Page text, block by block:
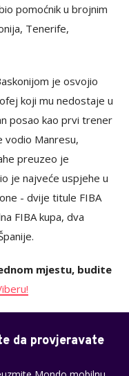
pomoćnik u brojnim
Tenerife,
je osvojio
koji mu nedostaje u
posao kao prvi trener
vodio Manresu,
preuzeo je
je najveće uspjehe u
- dvije titule FIBA
FIBA kupa, dva
mjestu, budite
da provjeravate